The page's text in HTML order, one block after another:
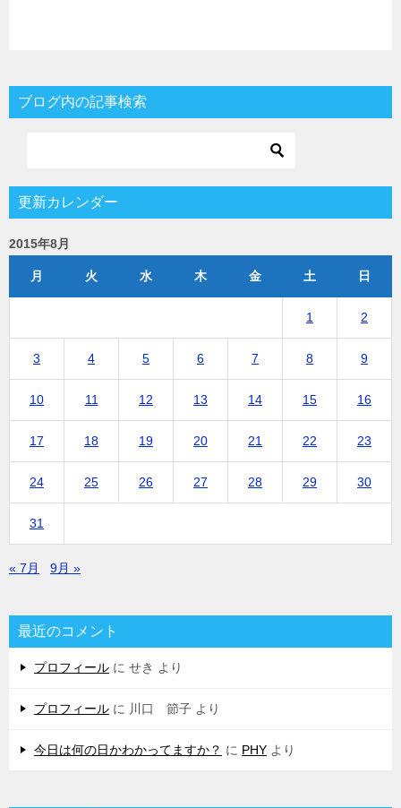
ブログ内の記事検索
更新カレンダー
2015年8月
月 火 水 木 金 土 日
1 2
3 4 5 6 7 8 9
10 11 12 13 14 15 16
17 18 19 20 21 22 23
24 25 26 27 28 29 30
31
« 7月 9月 »
最近のコメント
プロフィール に せき より
プロフィール に 川口 節子 より
今日は何の日かわかってますか？ に PHY より